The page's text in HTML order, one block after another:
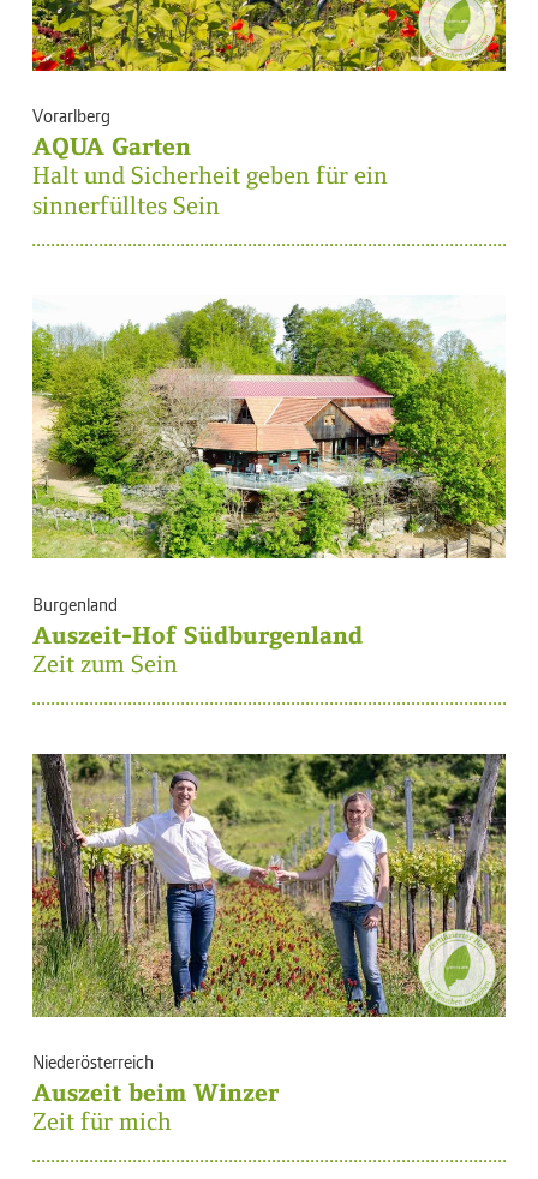
Vorarlberg
AQUA Garten
Halt und Sicherheit geben für ein
sinnerfülltes Sein
Burgenland
Auszeit-Hof Südburgenland
Zeit zum Sein
Niederösterreich
Auszeit beim Winzer
Zeit für mich